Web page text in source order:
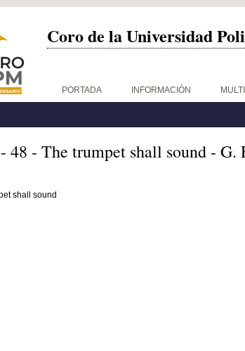
Coro de la Universidad
PORTADA INFORMACIÓN
48 - The trumpet shall sound - G.
shall sound